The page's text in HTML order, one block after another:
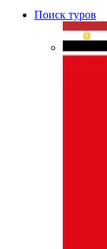
Поиск туров